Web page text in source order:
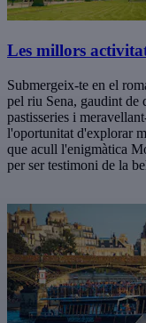
Les millors
Submergeix-te en el
pel riu Sena, gaudint de
pastisseries i
l'oportunitat d'explorar
que acull l'enigmàtica
per ser testimoni de la